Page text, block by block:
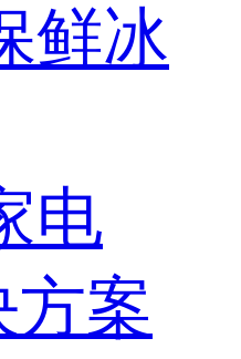
鲜冰
电
方案